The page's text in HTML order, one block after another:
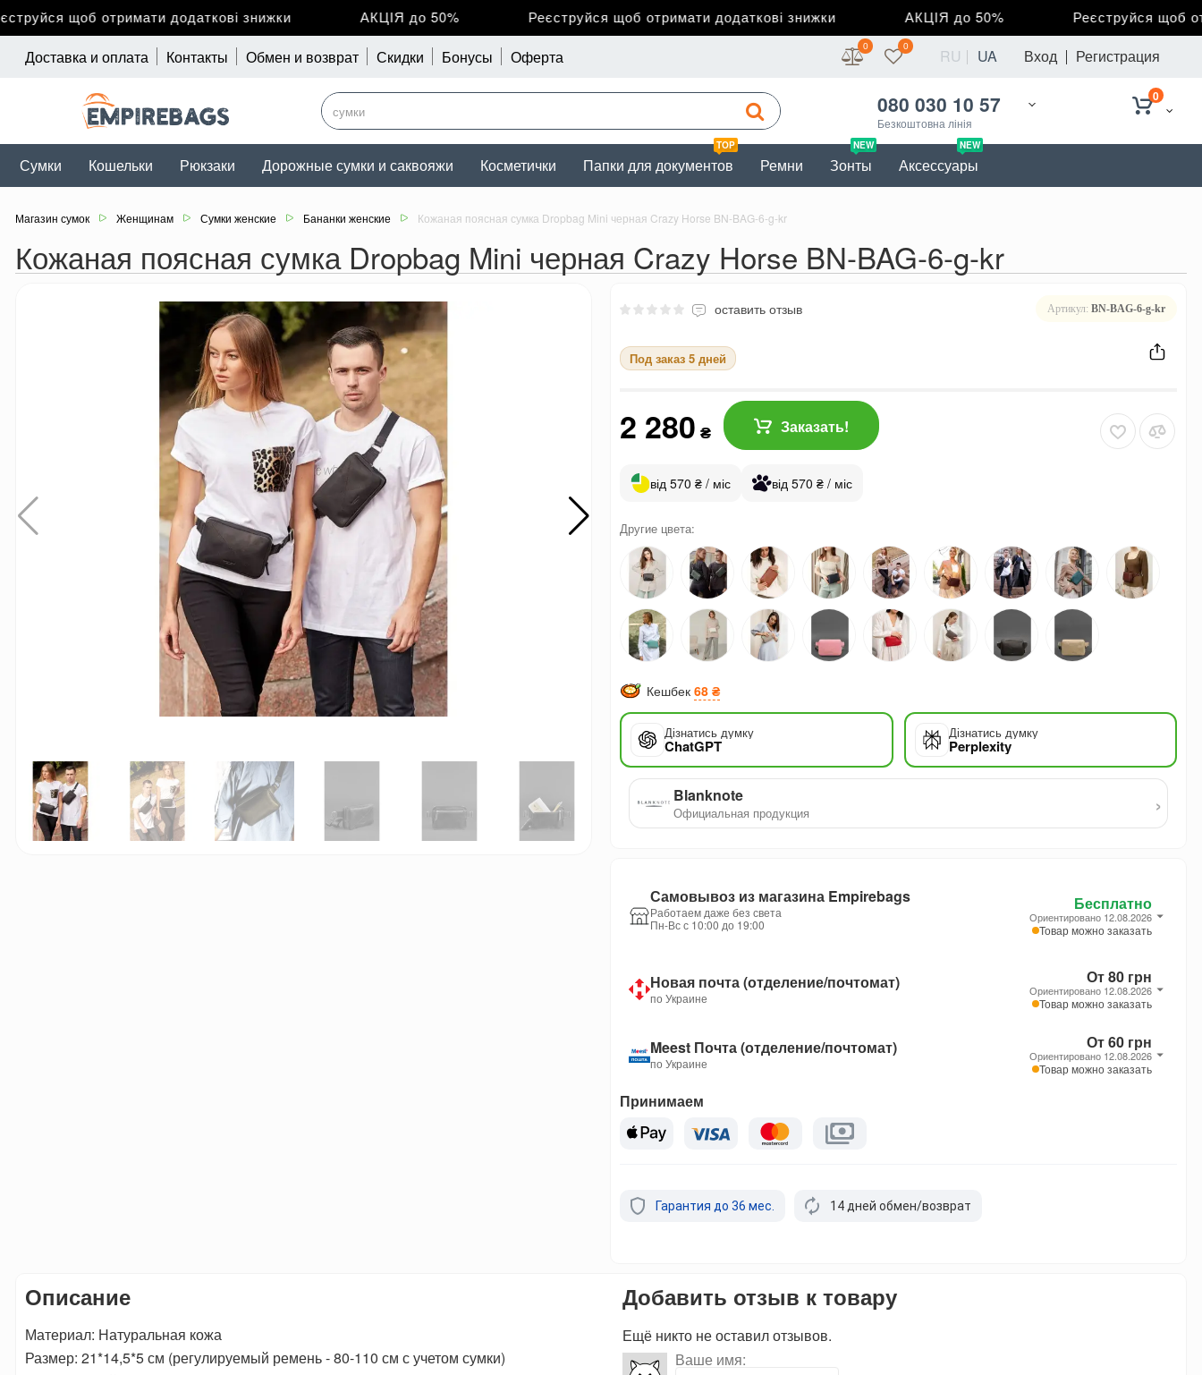
щоб отримати додаткові знижки АКЦІЯ до 50% Реєструйся щоб отримати додаткові знижки АКЦІЯ до 50% Реєструйся щоб
Доставка и оплата Контакты Обмен и возврат Скидки Бонусы Оферта Вход Регистрация
0 0 RU UA
080 030 10 57
Безкоштовна лінія
0
Сумки Кошельки Рюкзаки Дорожные сумки и саквояжи Косметички
TOP
Папки для документов Ремни
NEW
Зонты
NEW
Аксессуары
Магазин сумок Женщинам Сумки женские Бананки женские Кожаная поясная сумка Dropbag Mini черная Crazy Horse BN-BAG-6-g-kr
Кожаная поясная сумка Dropbag Mini черная Crazy Horse BN-BAG-6-g-kr
оставить отзыв Артикул: BN-BAG-6-g-kr
Под заказ 5 дней
2 280 ₴ Заказать!
від 570 ₴ / міс від 570 ₴ / міс
Другие цвета:
Кешбек 68 ₴
Дізнатись думку
ChatGPT
Дізнатись думку
Perplexity
Blanknote
Официальная продукция ›
Самовывоз из магазина Empirebags
Работаем даже без света
Пн-Вс с 10:00 до 19:00
Бесплатно
Ориентировано 12.08.2026
Товар можно заказать
Новая почта (отделение/почтомат)
по Украине
От 80 грн
Ориентировано 12.08.2026
Товар можно заказать
Meest Почта (отделение/почтомат)
по Украине
От 60 грн
Ориентировано 12.08.2026
Товар можно заказать
Принимаем
Гарантия до 36 мес. 14 дней обмен/возврат
Описание
Материал: Натуральная кожа
Размер: 21*14,5*5 см (регулируемый ремень - 80-110 см с учетом сумки)
Добавить отзыв к товару
Ещё никто не оставил отзывов.
Ваше имя: